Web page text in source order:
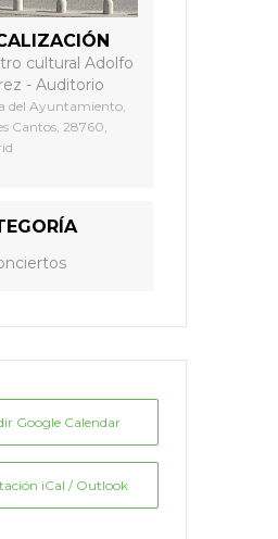
cultural Adolfo
- Auditorio
del Ayuntamiento,
Cantos, 28760,
Google Calendar
iCal / Outlook